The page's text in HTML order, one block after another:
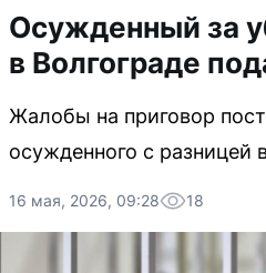
Осужденный за
в Волгограде
Жалобы на приговор
осужденного с разницей
16 мая, 2026, 09:28 18